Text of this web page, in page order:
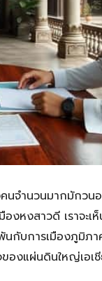
นจำนวนมากมักวน
งหงสาวดี เราจะเห็
กับการเมืองภูมิภ
องแผ่นดินใหญ่เอเ